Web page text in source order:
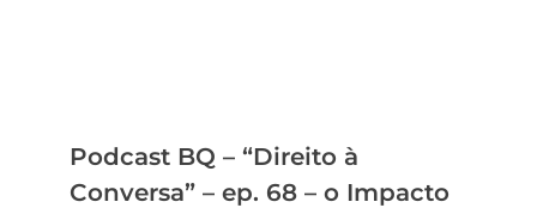
Podcast BQ – “Direito à
Conversa” – ep. 68 – o Impacto